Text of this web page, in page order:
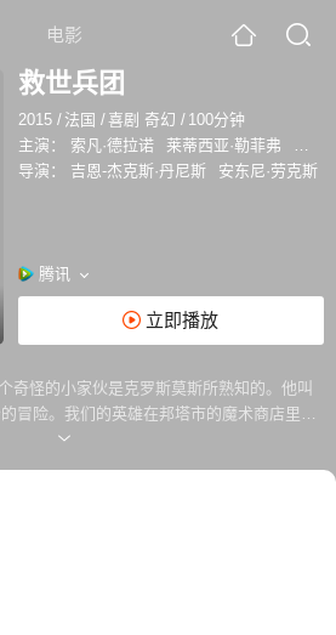
电影
救世兵团
2015 / 法国 /喜剧 奇幻 / 100分钟
主演：
索凡·德拉诺 莱蒂西亚·勒菲弗
伊丽
导演：
吉恩-杰克斯·丹尼斯 安东尼·劳克斯
腾讯
立即播放
奇怪的小家伙是克罗斯莫斯所熟知的。他叫
冒险。我们的英雄在邦塔市的魔术商店里过
他寻找他的偶像，一个五子棋超级明星，一